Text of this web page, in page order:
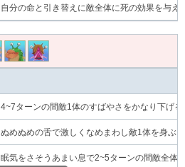
自分の命と引き替えに敵全体に死の効果を与
4~7ターンの間敵1体のすばやさをかなり下げ
ぬめぬめの舌で激しくなめまわし敵1体を身ぶ
眠気をさそうあまい息で2~5ターンの間敵全体